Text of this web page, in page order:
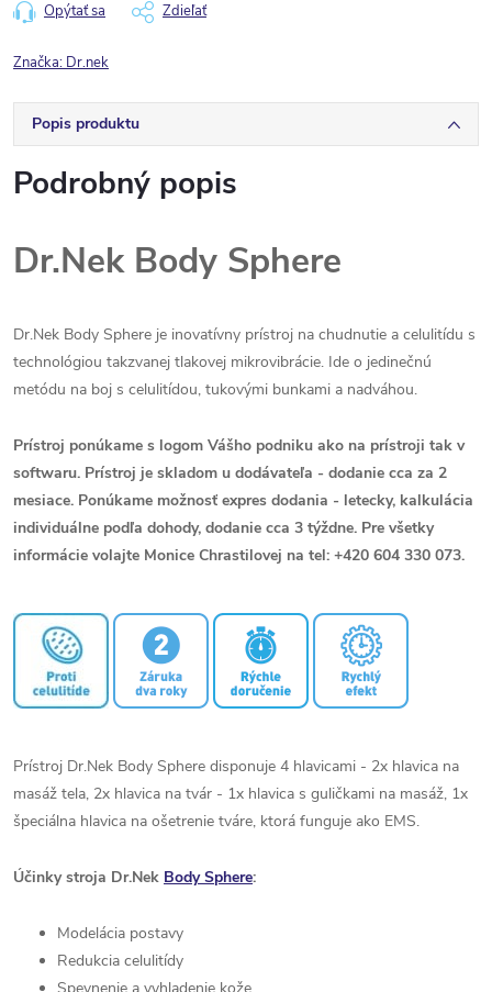
Opýtať sa Zdieľať
Značka: Dr.nek
Popis produktu
Podrobný popis
Dr.Nek Body Sphere
Dr.Nek Body Sphere je inovatívny prístroj na chudnutie a celulitídu s
technológiou takzvanej tlakovej mikrovibrácie. Ide o jedinečnú
metódu na boj s celulitídou, tukovými bunkami a nadváhou.
Prístroj ponúkame s logom Vášho podniku ako na prístroji tak v
softwaru. Prístroj je skladom u dodávateľa - dodanie cca za 2
mesiace. Ponúkame možnosť expres dodania - letecky, kalkulácia
individuálne podľa dohody, dodanie cca 3 týždne. Pre všetky
informácie volajte Monice Chrastilovej na tel: +420 604 330 073.
Prístroj Dr.Nek Body Sphere disponuje 4 hlavicami - 2x hlavica na
masáž tela, 2x hlavica na tvár - 1x hlavica s guličkami na masáž, 1x
špeciálna hlavica na ošetrenie tváre, ktorá funguje ako EMS.
Účinky stroja Dr.Nek Body Sphere:
Modelácia postavy
Redukcia celulitídy